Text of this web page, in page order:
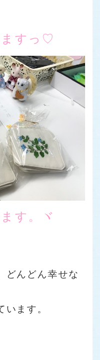
ますっ♡
す。ヾ
どんどん幸せな
ます。